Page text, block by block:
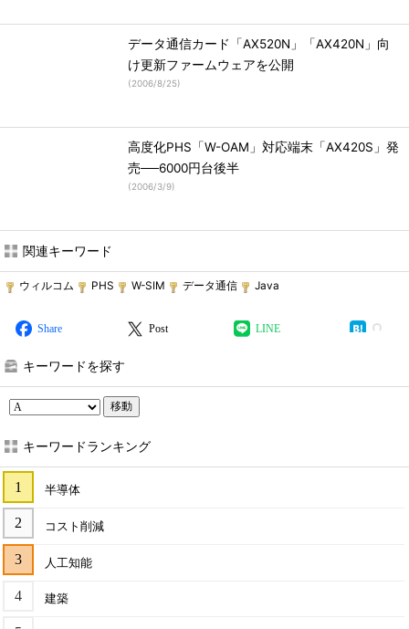
データ通信カード「AX520N」「AX420N」向
け更新ファームウェアを公開
(2006/8/25)
高度化PHS「W-OAM」対応端末「AX420S」発
売──6000円台後半
(2006/3/9)
関連キーワード
ウィルコム PHS W-SIM データ通信 Java
Share Post LINE
キーワードを探す
移動
キーワードランキング
半導体
コスト削減
人工知能
建築